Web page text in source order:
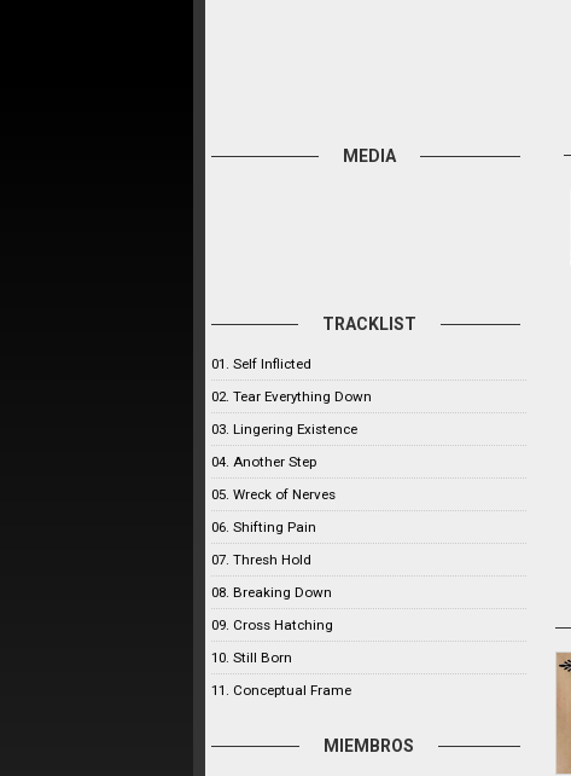
MEDIA
TRACKLIST
01. Self Inflicted
02. Tear Everything Down
03. Lingering Existence
04. Another Step
05. Wreck of Nerves
06. Shifting Pain
07. Thresh Hold
08. Breaking Down
09. Cross Hatching
10. Still Born
11. Conceptual Frame
MIEMBROS